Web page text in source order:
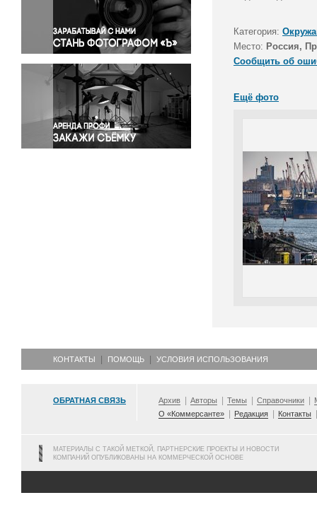
Правосудие
Происшествия и конфликты
Религия
Светская жизнь
Спорт
Экология
Экономика и бизнес
Категория:
Место: Россия,
Сообщить об
Ещё фото
КОНТАКТЫ ПОМОЩЬ УСЛОВИЯ ИСПОЛЬЗОВАНИЯ
ОБРАТНАЯ СВЯЗЬ Архив Авторы Темы Справочники
О «Коммерсанте»
Редакция Контакты
МАТЕРИАЛЫ С ТАКОЙ МЕТКОЙ, ПАРТНЕРСКИЕ ПРОЕКТЫ И НОВОСТИ
КОМПАНИЙ ОПУБЛИКОВАНЫ НА КОММЕРЧЕСКОЙ ОСНОВЕ